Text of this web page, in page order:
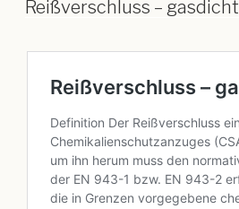
Reißverschluss – gasdicht